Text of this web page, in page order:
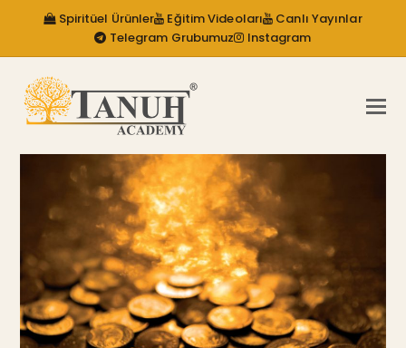
Spiritüel Ürünler Eğitim Videoları
Canlı Yayınlar
Telegram Grubumuz
Instagram